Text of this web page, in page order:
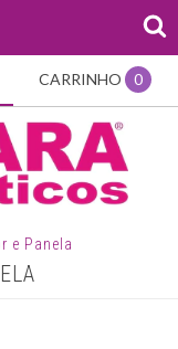
CARRINHO 0
e Panela